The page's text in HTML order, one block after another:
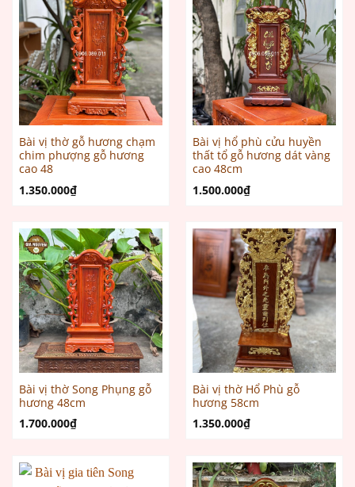
Bài vị thờ gỗ hương chạm
chim phượng gỗ hương
cao 48
1.350.000₫
Bài vị hổ phù cửu huyền
thất tổ gỗ hương dát vàng
cao 48cm
1.500.000₫
Bài vị thờ Song Phụng gỗ
hương 48cm
1.700.000₫
Bài vị thờ Hổ Phù gỗ
hương 58cm
1.350.000₫